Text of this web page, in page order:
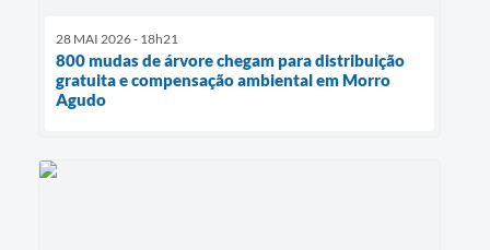
28 MAI 2026 - 18h21
800 mudas de árvore chegam para distribuição
gratuita e compensação ambiental em Morro
Agudo